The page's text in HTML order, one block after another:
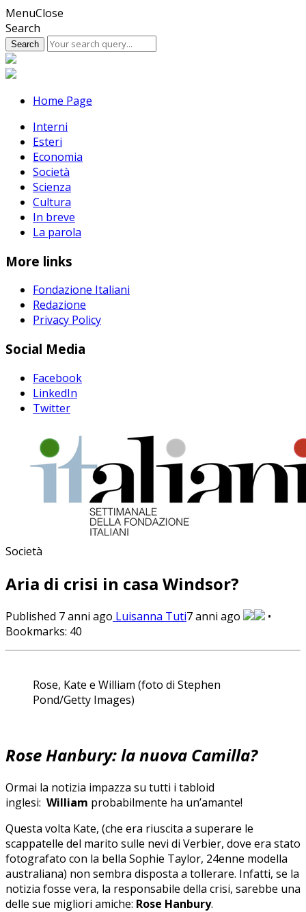
Skip
to
content
MenuClose
Search
Home Page
Interni
Esteri
Economia
Società
Scienza
Cultura
In breve
La parola
More links
Fondazione Italiani
Redazione
Privacy Policy
Social Media
Facebook
LinkedIn
Twitter
Società
Aria di crisi in casa Windsor?
Published 7 anni ago Luisanna Tuti7 anni ago
•
Bookmarks: 40
Rose, Kate e William (foto di Stephen
Pond/Getty Images)
Rose Hanbury: la nuova Camilla?
Ormai la notizia impazza su tutti i tabloid
inglesi: William probabilmente ha un’amante!
Questa volta Kate, (che era riuscita a superare le
scappatelle del marito sulle nevi di Verbier, dove era stato
fotografato con la bella Sophie Taylor, 24enne modella
australiana) non sembra disposta a tollerare. Infatti, se la
notizia fosse vera, la responsabile della crisi, sarebbe una
delle sue migliori amiche: Rose Hanbury.